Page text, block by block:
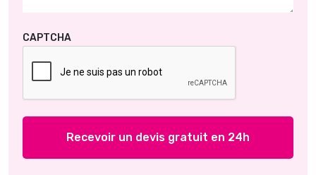
CAPTCHA